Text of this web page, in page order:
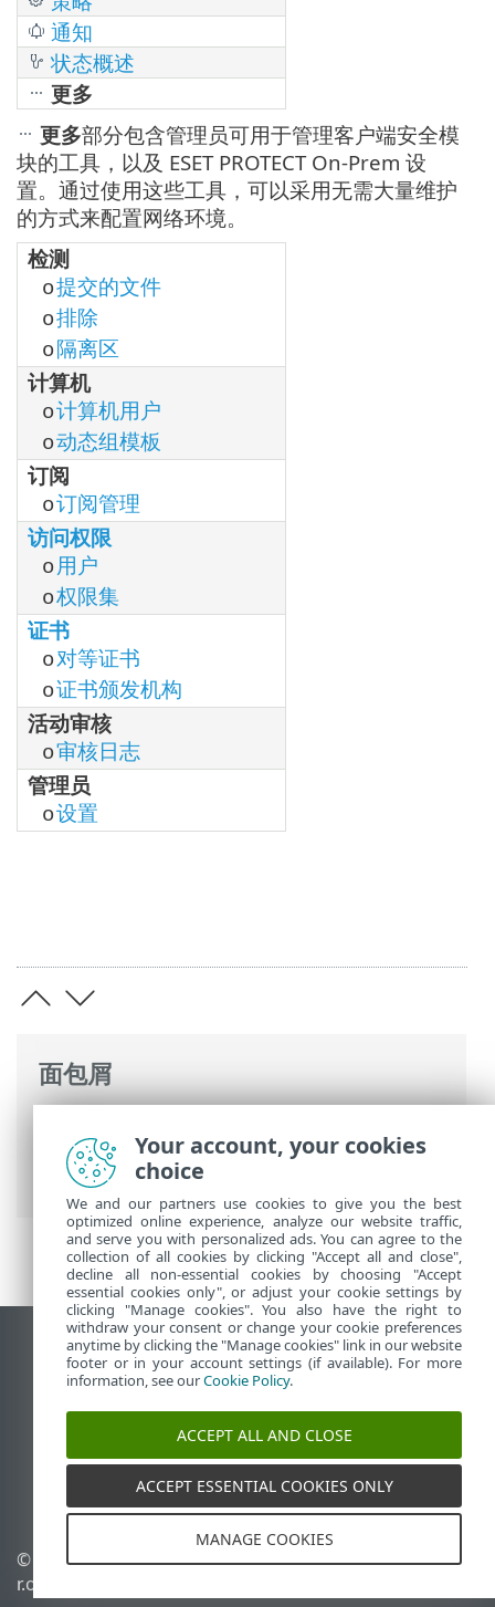
面包屑
使用 ESET PROTECT On-Prem> ESET
PROTECT On-Prem 主菜单
通知
状态概述
更多
更多部分包含管理员可用于管理客户端安全模
块的工具，以及 ESET PROTECT On-Prem 设
置。通过使用这些工具，可以采用无需大量维护
的方式来配置网络环境。
检测
o提交的文件
o排除
o隔离区
计算机
o计算机用户
o动态组模板
订阅
o订阅管理
访问权限
o用户
o权限集
证书
o对等证书
o证书颁发机构
活动审核
o审核日志
管理员
o设置
查看桌面站点
End of Life
ESET 知识库
ESET Status Portal
© 1992 - 2026 ESET, spol. s
r.o. - 保留所有权利。
管理 Cookie
Your account, your cookies
choice
We and our partners use cookies to give you the best
optimized online experience, analyze our website traffic,
and serve you with personalized ads. You can agree to the
collection of all cookies by clicking "Accept all and close",
decline all non-essential cookies by choosing "Accept
essential cookies only", or adjust your cookie settings by
clicking "Manage cookies". You also have the right to
withdraw your consent or change your cookie preferences
anytime by clicking the "Manage cookies" link in our website
footer or in your account settings (if available). For more
information, see ourCookie Policy.
ACCEPT ALL AND CLOSE
ACCEPT ESSENTIAL COOKIES ONLY
MANAGE COOKIES